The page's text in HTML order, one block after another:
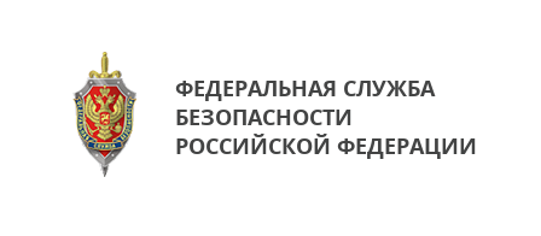
ФЕДЕРАЛЬНАЯ СЛУЖБА
БЕЗОПАСНОСТИ
РОССИЙСКОЙ ФЕДЕРАЦИИ